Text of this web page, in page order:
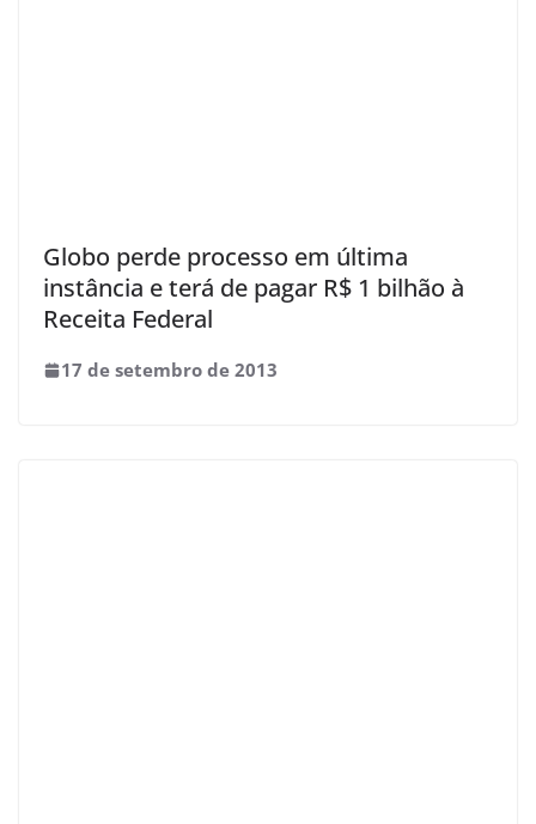
Globo perde processo em última
instância e terá de pagar R$ 1 bilhão à
Receita Federal
17 de setembro de 2013